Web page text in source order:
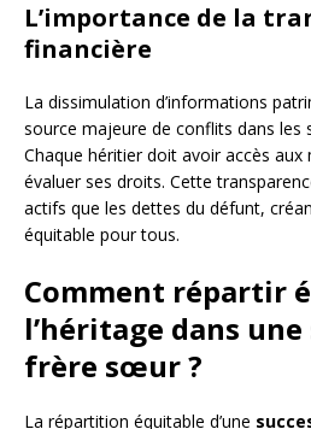
L’importance de la
financière
La dissimulation d’informations
source majeure de conflits dans les
Chaque héritier doit avoir accès
évaluer ses droits. Cette
actifs que les dettes du défunt,
équitable pour tous.
Comment répartir
l’héritage dans une
frère sœur ?
La répartition équitable d’une